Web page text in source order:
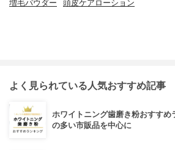
増毛パウダー 頭皮ケアローション
よく見られている人気おすすめ記事
ホワイトニング歯磨き粉おすすめ
の多い市販品を中心に